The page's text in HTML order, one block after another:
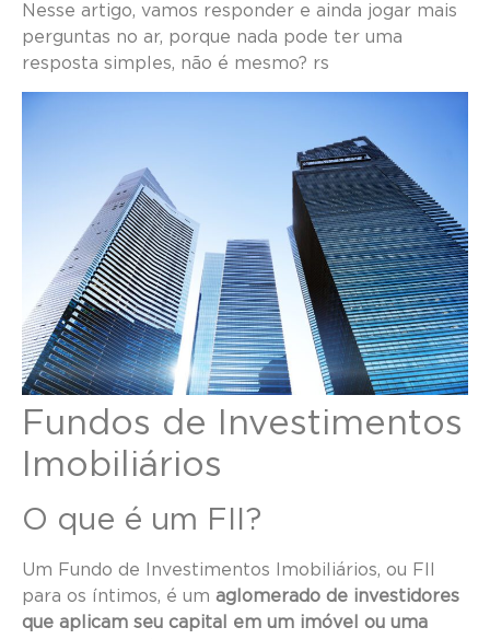
Nesse artigo, vamos responder e ainda jogar mais
perguntas no ar, porque nada pode ter uma
resposta simples, não é mesmo? rs
Fundos de Investimentos
Imobiliários
O que é um FII?
Um Fundo de Investimentos Imobiliários, ou FII
para os íntimos, é um aglomerado de investidores
que aplicam seu capital em um imóvel ou uma